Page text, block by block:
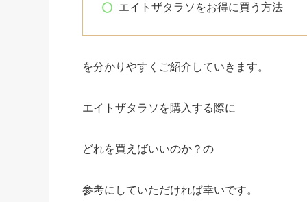
エイトザタラソをお得に買う方法
を分かりやすくご紹介していきます。
エイトザタラソを購入する際に
どれを買えばいいのか？の
参考にしていただければ幸いです。